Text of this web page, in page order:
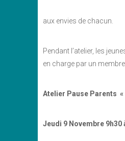
aux envies de chacun.
Pendant l’atelier, les
en charge par un membre
Atelier Pause Parents «
Jeudi 9 Novembre 9h30